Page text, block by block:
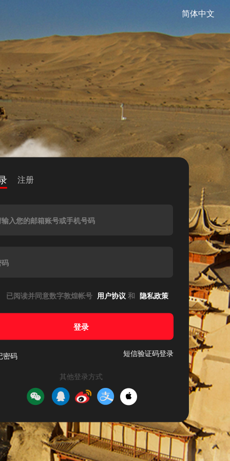
简体中文
注册
入您的邮箱账号或手机号码
已阅读并同意数字敦煌帐号 用户协议 和 隐私政策
登录
密码 短信验证码登录
其他登录方式